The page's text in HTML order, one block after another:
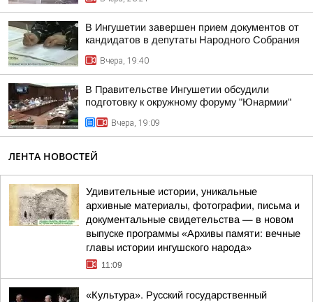
В Ингушетии завершен прием документов от
кандидатов в депутаты Народного Собрания
Вчера, 19:40
В Правительстве Ингушетии обсудили
подготовку к окружному форуму "Юнармии"
Вчера, 19:09
ЛЕНТА НОВОСТЕЙ
Удивительные истории, уникальные
архивные материалы, фотографии, письма и
документальные свидетельства — в новом
выпуске программы «Архивы памяти: вечные
главы истории ингушского народа»
11:09
«Культура». Русский государственный